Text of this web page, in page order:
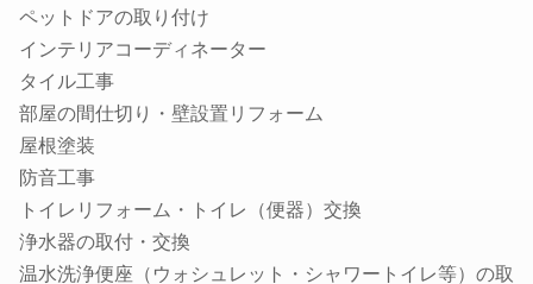
浄水器の取付・交換
水道蛇口交換
水道の水漏れ修理
シャワーヘッド・シャワーホースの交換
排水管洗浄
トイレの故障・修理
蛇口の水漏れ修理
トイレのつまり修理
お風呂の排水口つまり修理
ペットドアの取り付け
インテリアコーディネーター
タイル工事
部屋の間仕切り・壁設置リフォーム
屋根塗装
防音工事
トイレリフォーム・トイレ（便器）交換
浄水器の取付・交換
温水洗浄便座（ウォシュレット・シャワートイレ等）の取